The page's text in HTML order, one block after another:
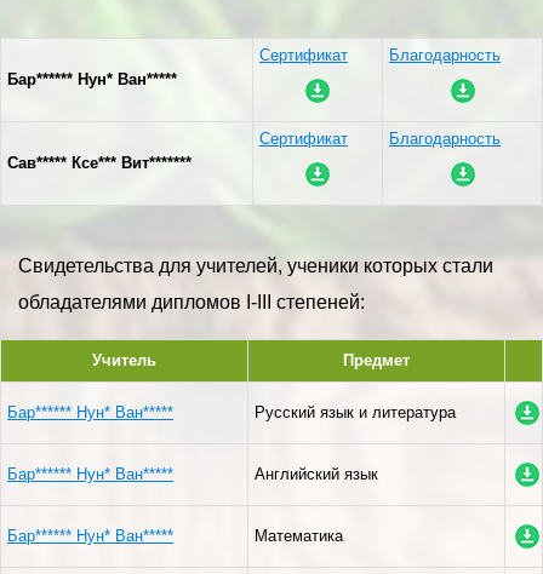
Бар****** Нун* Ван*****
Сертификат Благодарность
Сав***** Ксе*** Вит*******
Сертификат Благодарность
Свидетельства для учителей, ученики которых стали
обладателями дипломов I-III степеней:
Учитель Предмет
Бар****** Нун* Ван***** Русский язык и литература
Бар****** Нун* Ван***** Английский язык
Бар****** Нун* Ван***** Математика